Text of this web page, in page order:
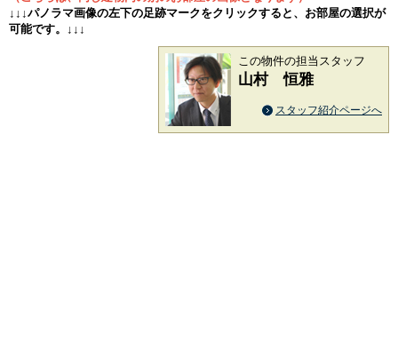
↓↓↓パノラマ画像の左下の足跡マークをクリックすると、お部屋の選択が
可能です。↓↓↓
この物件の担当スタッフ
山村 恒雅
スタッフ紹介ページへ